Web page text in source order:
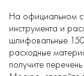
На официальном
инструмента и
шлифовальные
расходные
получите